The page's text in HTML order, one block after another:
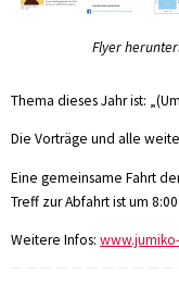
Flyer
Thema dieses Jahr ist:
Die Vorträge und alle
Eine gemeinsame Fahrt
Treff zur Abfahrt ist um
Weitere Infos: